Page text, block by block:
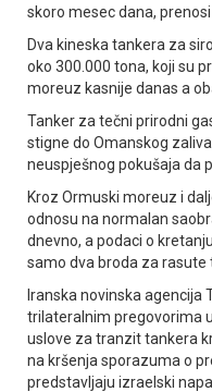
skoro mesec dana, prenosi
Dva kineska tankera za
oko 300.000 tona, koji su
moreuz kasnije danas a
Tanker za tečni prirodni
stigne do Omanskog
neuspješnog pokušaja da
Kroz Ormuski moreuz i
odnosu na normalan
dnevno, a podaci o
samo dva broda za rasute
Iranska novinska agencija
trilateralnim pregovorima
uslove za tranzit tankera
na kršenja sporazuma o
predstavljaju izraelski